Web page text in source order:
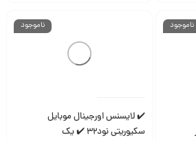
ناموجود ناموجود
✔️ لایسنس اورجینال موبایل
سکیوریتی نود32 ✔️ یک